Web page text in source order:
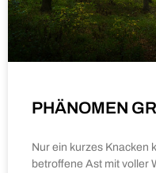
PHÄNOMEN
Nur ein kurzes Knacken
betroffene Ast mit voller